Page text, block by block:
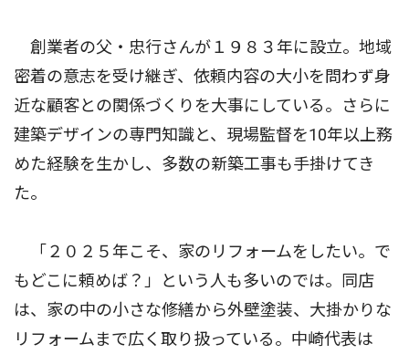
創業者の父・忠行さんが１９８３年に設立。地域
密着の意志を受け継ぎ、依頼内容の大小を問わず身
近な顧客との関係づくりを大事にしている。さらに
建築デザインの専門知識と、現場監督を10年以上務
めた経験を生かし、多数の新築工事も手掛けてき
た。
「２０２５年こそ、家のリフォームをしたい。で
もどこに頼めば？」という人も多いのでは。同店
は、家の中の小さな修繕から外壁塗装、大掛かりな
リフォームまで広く取り扱っている。中崎代表は